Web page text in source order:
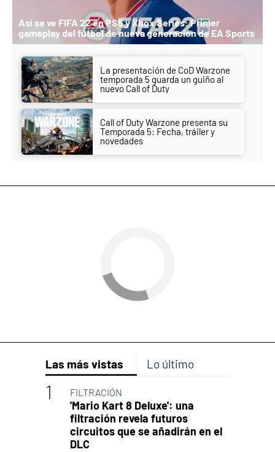
Así se ve FIFA 22 en PS5 y Xbox Series: Primer
gameplay del fútbol de nueva generación de EA Sports
La presentación de CoD Warzone
temporada 5 guarda un guiño al
nuevo Call of Duty
Call of Duty Warzone presenta su
Temporada 5: Fecha, tráiler y
novedades
Las más vistas Lo último
FILTRACIÓN
'Mario Kart 8 Deluxe': una
filtración revela futuros
circuitos que se añadirán en el
DLC